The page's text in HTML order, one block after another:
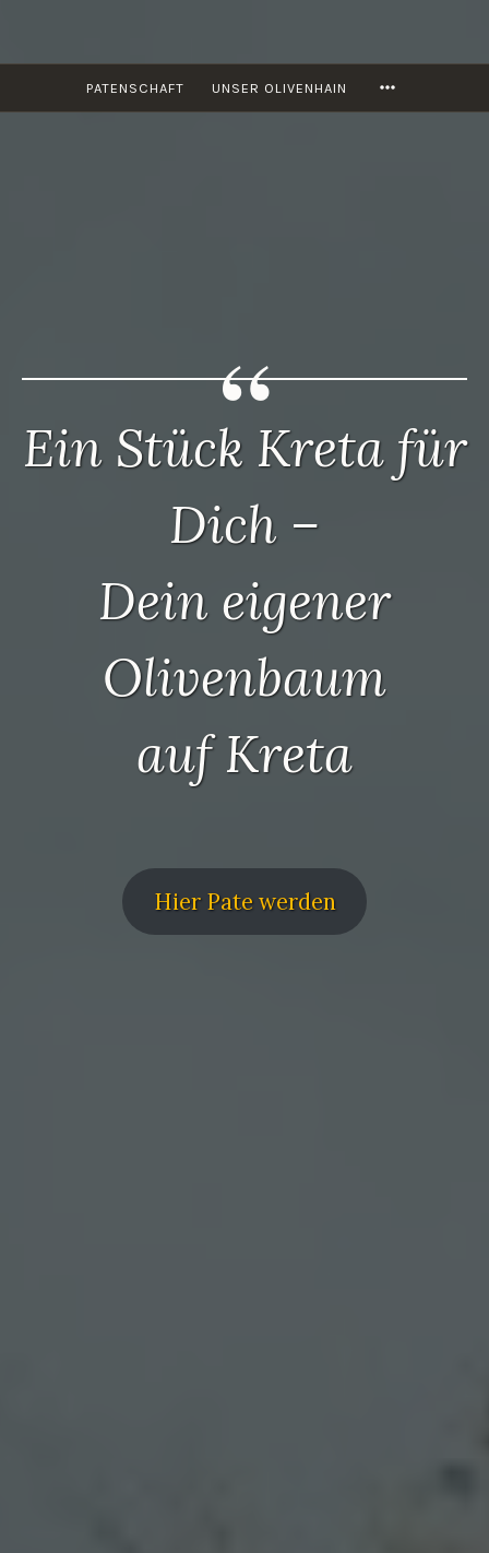
springen
DEIN-
OLIVENBAUM.DE
PATENSCHAFT UNSER OLIVENHAIN
Ein Stück Kreta für
Dich –
Dein eigener
Olivenbaum
auf Kreta
Hier Pate werden